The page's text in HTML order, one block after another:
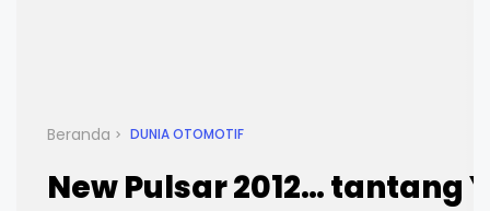
Beranda DUNIA OTOMOTIF
New Pulsar 2012… tantang